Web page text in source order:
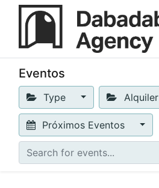
Eventos
Type Alquiler
Próximos Eventos